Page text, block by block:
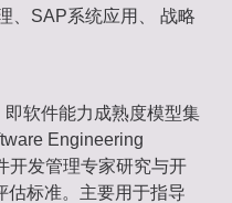
、SAP系统应用、 战略
软件能力成熟度模型集
Engineering
开发管理专家研究与开
估标准。主要用于指导